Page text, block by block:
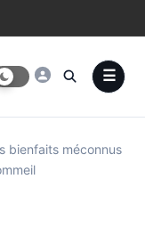
bienfaits méconnus